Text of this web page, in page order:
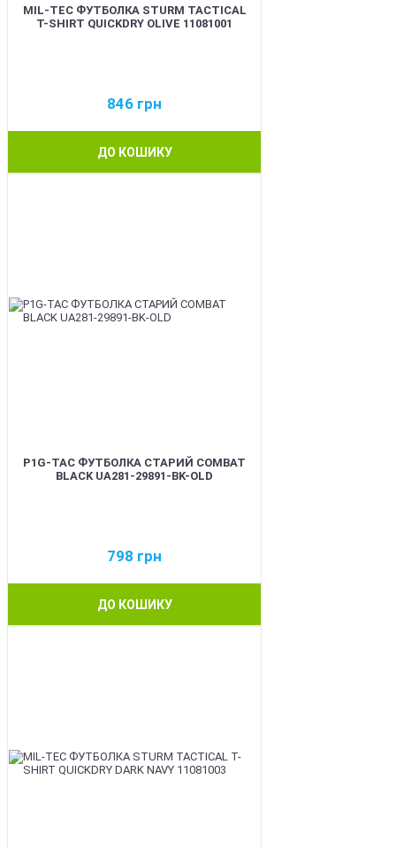
MIL-TEC ФУТБОЛКА STURM TACTICAL
T-SHIRT QUICKDRY OLIVE 11081001
846 грн
ДО КОШИКУ
P1G-TAC ФУТБОЛКА СТАРИЙ COMBAT
BLACK UA281-29891-BK-OLD
798 грн
ДО КОШИКУ